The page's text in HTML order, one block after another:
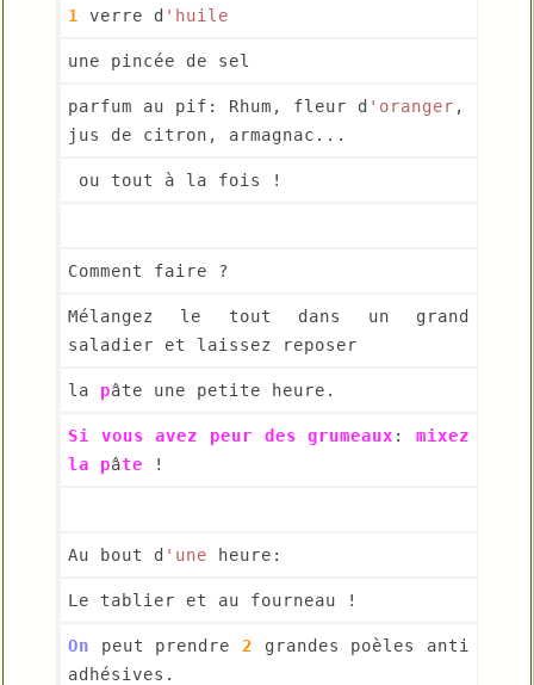
1 verre d 'huile
une pincée de sel
parfum au pif: Rhum, fleur d 'oranger ,
jus de citron, armagnac...
ou tout à la fois !
Comment faire ?
Mélangez le tout dans un grand
saladier et laissez reposer
la pâte une petite heure.
Si vous avez peur des grumeaux : mixez
la
pâte !
Au bout d 'une heure:
Le tablier et au fourneau !
On peut prendre 2 grandes poèles anti
adhésives.